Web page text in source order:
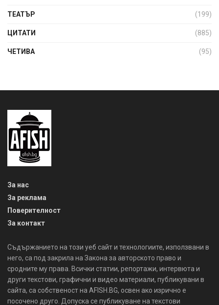
ТЕАТЪР (199)
ЦИТАТИ (885)
ЧЕТИВА (95)
За нас
За реклама
Поверителност
За контакт
Съдържанието на този уеб сайт и технологиите, използвани в
него, са под закрила на Закона за авторското право и
сродните му права. Всички статии, репортажи, интервюта и
други текстови, графични и видео материали, публикувани в
сайта, са собственост на AFISH.BG, освен ако изрично е
посочено друго. Допуска се публикуване на текстови